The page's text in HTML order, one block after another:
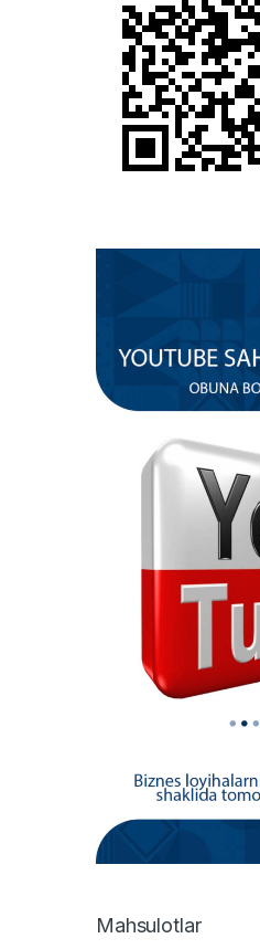
Mahsulotlar